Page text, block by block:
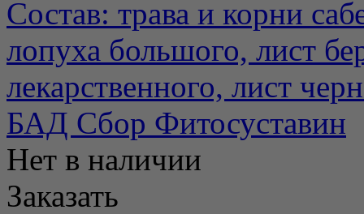
Состав: трава и корни
лопуха большого, лист
лекарственного, лист
БАД Сбор Фитосуставин
Нет в наличии
Заказать